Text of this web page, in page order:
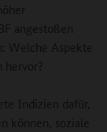
angestoßen
Welche Aspekte
Indizien dafür,
können, soziale